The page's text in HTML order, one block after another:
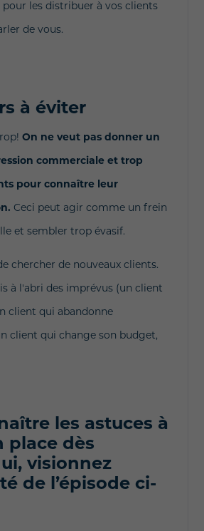
les distribuer à vos clients
de vous.
à éviter
On ne veut pas donner un
commerciale et trop
pour connaître leur
Ceci peut agir comme un frein
et sembler trop évasif.
chercher de nouveaux clients.
à l'abri des imprévus (un client
client qui abandonne
client qui change son budget,
les astuces à
place dès
visionnez
de l’épisode ci-